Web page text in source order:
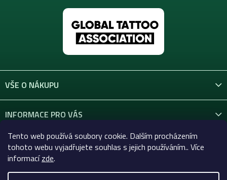
Tento web používá soubory cookie. Dalším procházením
tohoto webu vyjadřujete souhlas s jejich používáním.. Více
informacízde.
VŠE O NÁKUPU
INFORMACE PRO VÁS
KONTAKT